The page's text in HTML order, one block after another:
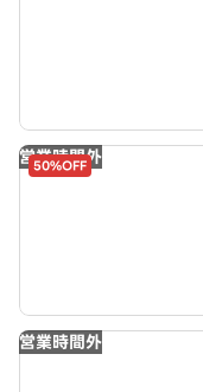
営業時間外
50%OFF
営業時間外